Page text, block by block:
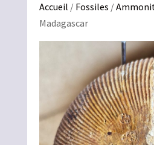
Accueil / Fossiles /
Madagascar